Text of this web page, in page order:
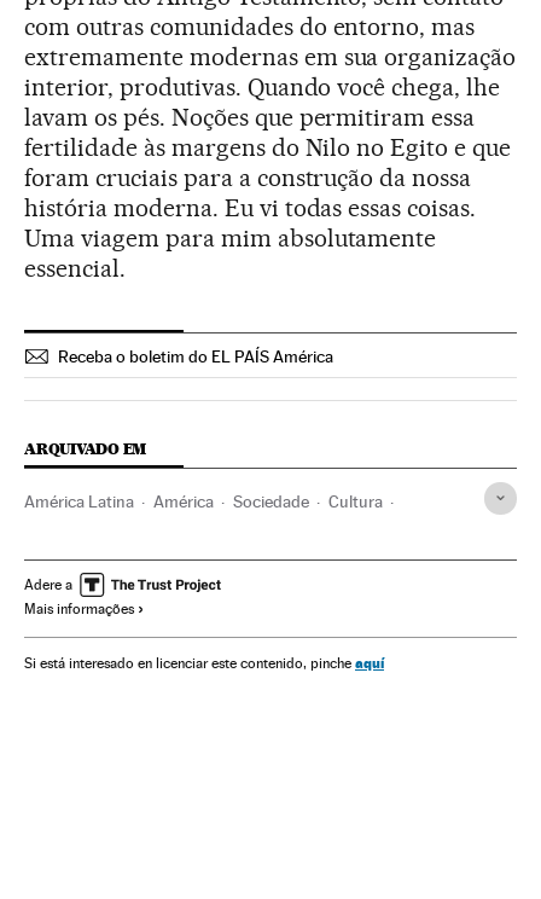
com outras comunidades do entorno, mas
extremamente modernas em sua organização
interior, produtivas. Quando você chega, lhe
lavam os pés. Noções que permitiram essa
fertilidade às margens do Nilo no Egito e que
foram cruciais para a construção da nossa
história moderna. Eu vi todas essas coisas.
Uma viagem para mim absolutamente
essencial.
Receba o boletim do EL PAÍS América
ARQUIVADO EM
América Latina América Sociedade Cultura
Brasil Gente Agenda cultural
Ciência Fotografia
Adere a
Mais informações
Si está interesado en licenciar este contenido, pinche aquí